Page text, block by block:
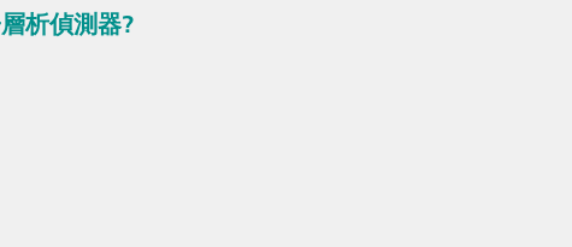
析偵測器?